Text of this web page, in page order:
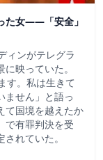
た女——「安全」
ィンがテレグラ
映っていた。
す。私は生きて
ません」と語っ
て国境を越えたか
で有罪判決を受
れていた。